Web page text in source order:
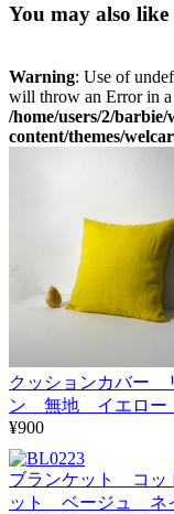
You may also like
Warning: Use of
will throw an Error in
/home/users/2/
content/themes/
クッションカバー
ン 無地 イエロ
¥900
ブランケット コッ
ット ベージュ ネ